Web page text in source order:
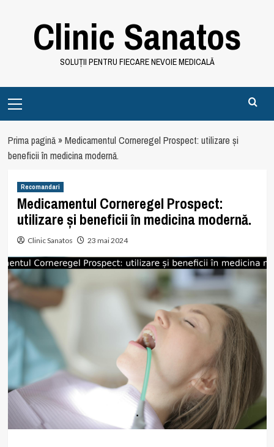
Clinic Sanatos
SOLUȚII PENTRU FIECARE NEVOIE MEDICALĂ
Menu
Prima pagină»Medicamentul Corneregel Prospect: utilizare și
beneficii în medicina modernă.
Recomandari
Medicamentul Corneregel Prospect:
utilizare și beneficii în medicina modernă.
Clinic Sanatos 23 mai 2024